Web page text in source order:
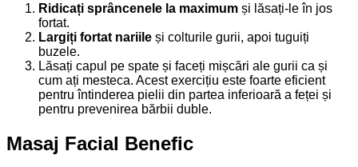
Ridicați sprâncenele la maximum și lăsați-le în jos
fortat.
Largiți fortat nariile și colturile gurii, apoi tuguiți
buzele.
Lăsați capul pe spate și faceți mișcări ale gurii ca și
cum ați mesteca. Acest exercițiu este foarte eficient
pentru întinderea pielii din partea inferioară a feței și
pentru prevenirea bărbii duble.
Masaj Facial Benefic